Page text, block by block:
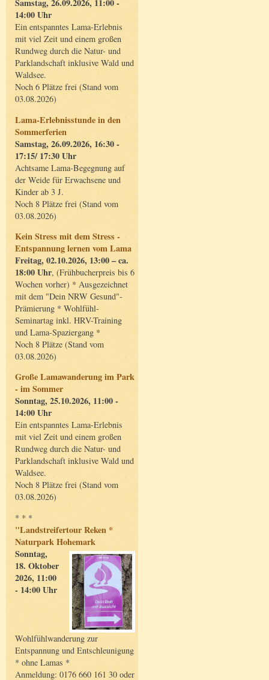
Samstag, 26.09.2026, 11:00 -
14:00 Uhr
Ein entspanntes Lama-Erlebnis
mit viel Zeit und einem großen
Rundweg durch die Natur- und
Parklandschaft inklusive Wald und
Waldsee.
Noch 6 Plätze frei (Stand vom
03.08.2026)
Lama-Erlebnisstunde in den
Sommerferien
Samstag, 26.09.2026, 16:30 -
17:15/ 17:30 Uhr
Achtsame Lama-Begegnung auf
der Weide für Erwachsene und
Kinder ab 3 J.
Noch 8 Plätze frei (Stand vom
03.08.2026)
Kein Stress mit dem Stress -
Entspannung lernen vom Lama
Freitag, 02.10.2026, 13:00 – ca.
18:00 Uhr, (Frühbucherpreis bis 6
Wochen vorher) * Ausgezeichnet
mit dem "Dein NRW Gesund"-
Prämierung * Wohlfühl-
Seminartag inkl. HRV-Training
und Lama-Spaziergang *
Noch 8 Plätze (Stand vom
03.08.2026)
Große Lamawanderung im Park
- im Sommer
Sonntag, 25.10.2026, 11:00 -
14:00 Uhr
Ein entspanntes Lama-Erlebnis
mit viel Zeit und einem großen
Rundweg durch die Natur- und
Parklandschaft inklusive Wald und
Waldsee.
Noch 8 Plätze frei (Stand vom
03.08.2026)
* * *
"Landstreifertour Reken *
Naturpark Hohemark
Sonntag,
18. Oktober
2026, 11:00
- 14:00 Uhr
Wohlfühlwanderung zur
Entspannung und Entschleunigung
* ohne Lamas *
Anmeldung: 0176 660 161 30 oder